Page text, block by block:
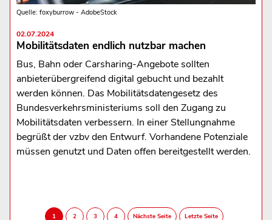
Quelle: foxyburrow - AdobeStock
02.07.2024
Mobilitätsdaten endlich nutzbar machen
Bus, Bahn oder Carsharing-Angebote sollten
anbieterübergreifend digital gebucht und bezahlt
werden können. Das Mobilitätsdatengesetz des
Bundesverkehrsministeriums soll den Zugang zu
Mobilitätsdaten verbessern. In einer Stellungnahme
begrüßt der vzbv den Entwurf. Vorhandene Potenziale
müssen genutzt und Daten offen bereitgestellt werden.